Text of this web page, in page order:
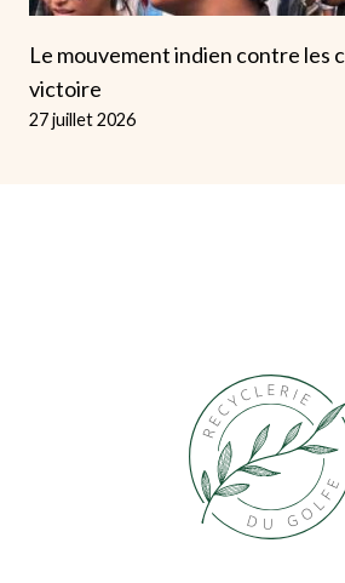
Le mouvement indien contre les
victoire
27 juillet 2026